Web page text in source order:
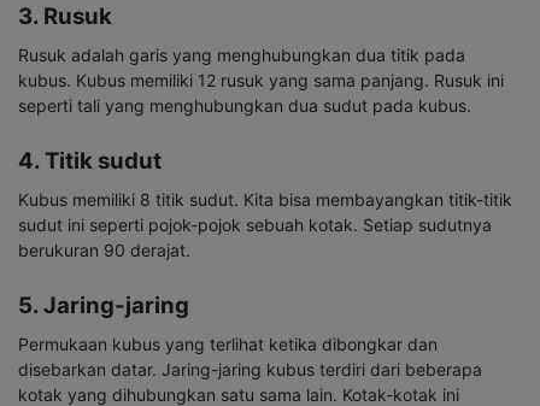
3. Rusuk
Rusuk adalah garis yang menghubungkan dua titik pada
kubus. Kubus memiliki 12 rusuk yang sama panjang. Rusuk ini
seperti tali yang menghubungkan dua sudut pada kubus.
4. Titik sudut
Kubus memiliki 8 titik sudut. Kita bisa membayangkan titik-titik
sudut ini seperti pojok-pojok sebuah kotak. Setiap sudutnya
berukuran 90 derajat.
5. Jaring-jaring
Permukaan kubus yang terlihat ketika dibongkar dan
disebarkan datar. Jaring-jaring kubus terdiri dari beberapa
kotak yang dihubungkan satu sama lain. Kotak-kotak ini